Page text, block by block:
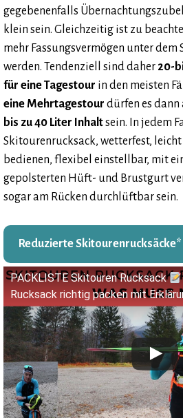
gegebenenfalls
klein sein. Gleichzeitig ist zu
mehr Fassungsvermögen unter dem
werden. Tendenziell sind daher 20-
für eine Tagestour in den meisten
eine Mehrtagestour dürfen es dann
bis zu 40 Liter Inhaltsein. In jedem
Skitourenrucksack, wetterfest,
bedienen, flexibel einstellbar, mit
gepolsterten Hüft- und Brustgurt
sogar am Rücken durchlüftbar sein.
Reduzierte Skitourenrucksäcke*
PACKLISTE Skitouren Rucksack
Rucksack richtig packen mit